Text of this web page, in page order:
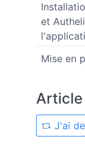
et
Mise en
Article
J'ai